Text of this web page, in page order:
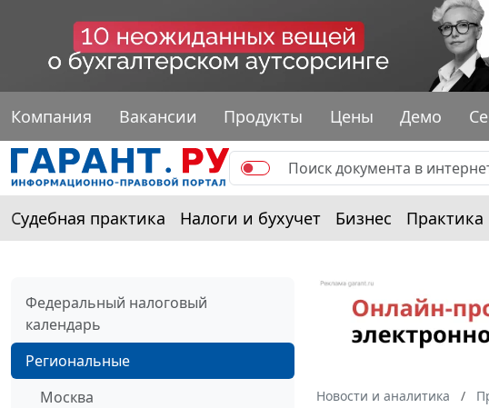
Компания Вакансии Продукты Цены Демо
Судебная практика Налоги и бухучет Бизнес Практика
Федеральный налоговый
календарь
Региональные
Москва
Новости и аналитика